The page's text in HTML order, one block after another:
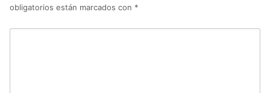
obligatorios están marcados con *